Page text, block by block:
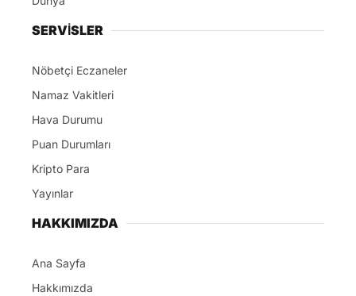
SERVİSLER
Nöbetçi Eczaneler
Namaz Vakitleri
Hava Durumu
Puan Durumları
Kripto Para
Yayınlar
HAKKIMIZDA
Ana Sayfa
Hakkımızda